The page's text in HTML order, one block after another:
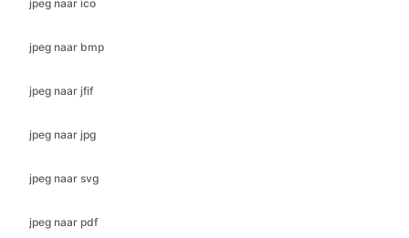
jpeg naar jfif
jpeg naar jpg
jpeg naar svg
jpeg naar pdf
jpeg naar png
jpeg naar webp